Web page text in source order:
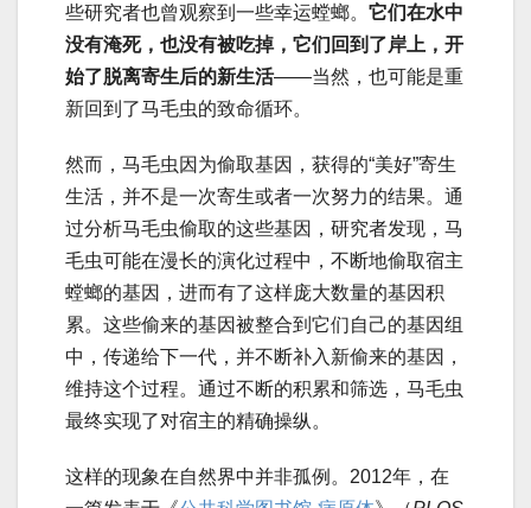
些研究者也曾观察到一些幸运螳螂。 它们在水中
没有淹死，也没有被吃掉，它们回到了岸上，开
始了脱离寄生后的新生活——当然，也可能是重
新回到了马毛虫的致命循环。
然而，马毛虫因为偷取基因，获得的“美好”寄生
生活，并不是一次寄生或者一次努力的结果。通
过分析马毛虫偷取的这些基因，研究者发现，马
毛虫可能在漫长的演化过程中，不断地偷取宿主
螳螂的基因，进而有了这样庞大数量的基因积
累。这些偷来的基因被整合到它们自己的基因组
中，传递给下一代，并不断补入新偷来的基因，
维持这个过程。通过不断的积累和筛选，马毛虫
最终实现了对宿主的精确操纵。
这样的现象在自然界中并非孤例。2012年，在